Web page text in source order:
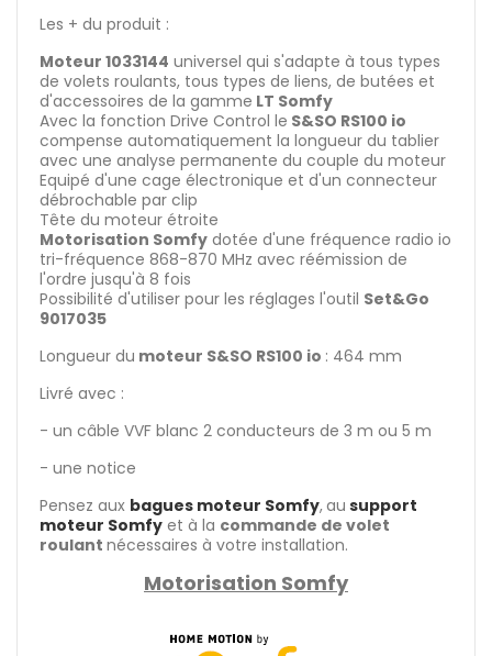
Les + du produit :
Moteur 1033144 universel qui s'adapte à tous types
de volets roulants, tous types de liens, de butées et
d'accessoires de la gamme LT Somfy
Avec la fonction Drive Control le S&SO RS100 io
compense automatiquement la longueur du tablier
avec une analyse permanente du couple du moteur
Equipé d'une cage électronique et d'un connecteur
débrochable par clip
Tête du moteur étroite
Motorisation Somfy dotée d'une fréquence radio io
tri-fréquence 868-870 MHz avec réémission de
l'ordre jusqu'à 8 fois
Possibilité d'utiliser pour les réglages l'outil Set&Go
9017035
Longueur du moteur S&SO RS100 io : 464 mm
Livré avec :
- un câble VVF blanc 2 conducteurs de 3 m ou 5 m
- une notice
Pensez aux bagues moteur Somfy,au support
moteur Somfy et à la commande de volet
roulant nécessaires à votre installation.
Motorisation Somfy